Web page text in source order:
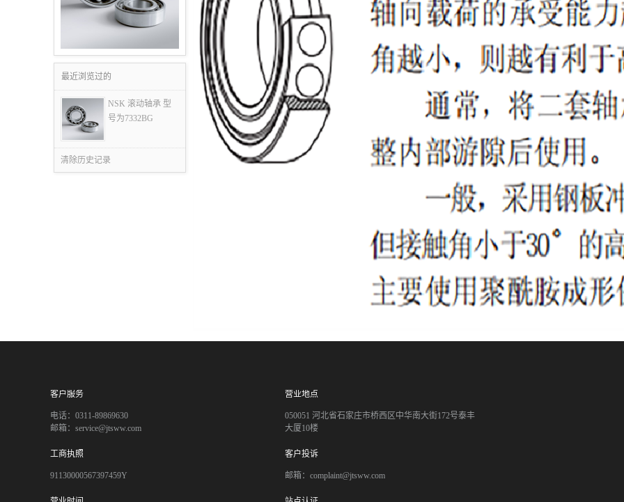
最近浏览过的
NSK 滚动轴承 型
号为7332BG
清除历史记录
客户服务
电话：0311-89869630
邮箱：service@jtsww.com
营业地点
050051 河北省石家庄市桥西区中华南大街172号泰丰
大厦10楼
工商执照
91130000567397459Y
客户投诉
邮箱：complaint@jtsww.com